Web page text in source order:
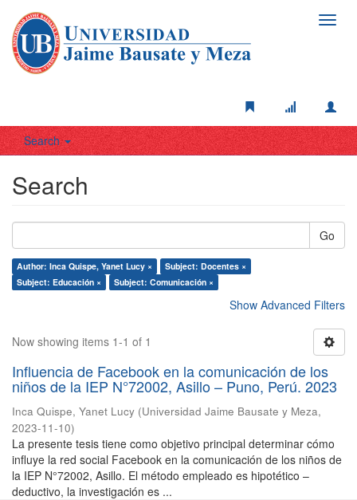
Search
Search
Go
Author: Inca Quispe, Yanet Lucy ×
Subject: Docentes ×
Subject: Educación ×
Subject: Comunicación ×
Show Advanced Filters
Now showing items 1-1 of 1
Influencia de Facebook en la comunicación de los
niños de la IEP N°72002, Asillo – Puno, Perú. 2023
Inca Quispe, Yanet Lucy (Universidad Jaime Bausate y Meza,
2023-11-10)
La presente tesis tiene como objetivo principal determinar cómo
influye la red social Facebook en la comunicación de los niños de
la IEP N°72002, Asillo. El método empleado es hipotético –
deductivo, la investigación es ...